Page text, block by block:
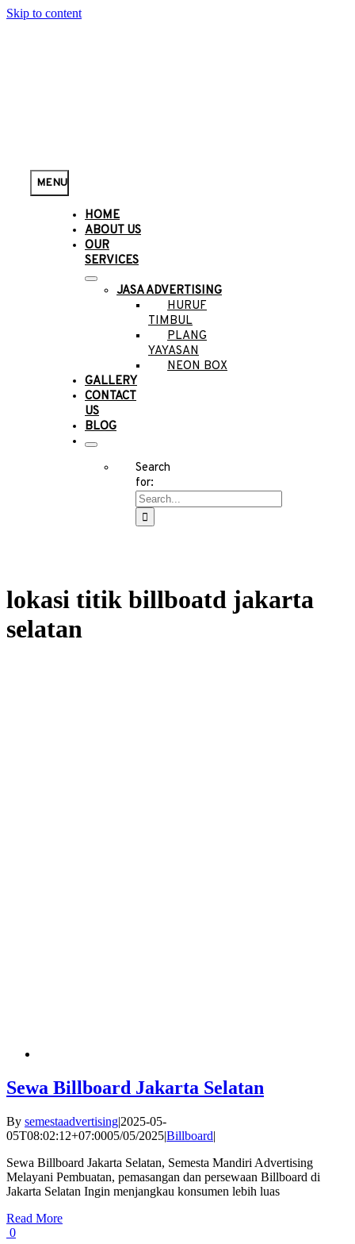
Skip to content
MENU
HOME
ABOUT US
OUR
SERVICES
JASA ADVERTISING
HURUF
TIMBUL
PLANG
YAYASAN
NEON BOX
GALLERY
CONTACT
US
BLOG
Search
for:
lokasi titik billboatd jakarta
selatan
Sewa Billboard Jakarta Selatan
By semestaadvertising|2025-05-
05T08:02:12+07:0005/05/2025|Billboard|
Sewa Billboard Jakarta Selatan, Semesta Mandiri Advertising
Melayani Pembuatan, pemasangan dan persewaan Billboard di
Jakarta Selatan Ingin menjangkau konsumen lebih luas
Read More
0